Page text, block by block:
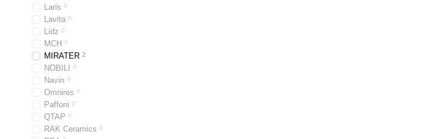
Laris 0
Lavita 0
Lidz 0
MCH 0
MIRATER 2
NOBILI 0
Navin 0
Omnires 0
Paffoni 0
QTAP 0
RAK Ceramics 0